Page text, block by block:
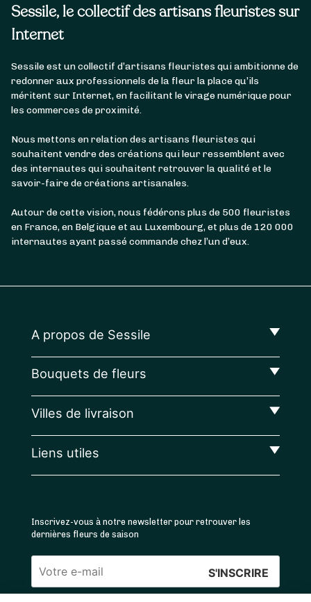
Sessile, le collectif des artisans fleuristes sur
Internet
Sessile est un collectif d’artisans fleuristes qui ambitionne de
redonner aux professionnels de la fleur la place qu’ils
méritent sur Internet, en facilitant le virage numérique pour
les commerces de proximité.
Nous mettons en relation des artisans fleuristes qui
souhaitent vendre des créations qui leur ressemblent avec
des internautes qui souhaitent retrouver la qualité et le
savoir-faire de créations artisanales.
Autour de cette vision, nous fédérons plus de 500 fleuristes
en France, en Belgique et au Luxembourg, et plus de 120 000
internautes ayant passé commande chez l’un d’eux.
A propos de Sessile
Bouquets de fleurs
Villes de livraison
Liens utiles
Inscrivez-vous à notre newsletter pour retrouver les
dernières fleurs de saison
Veuillez